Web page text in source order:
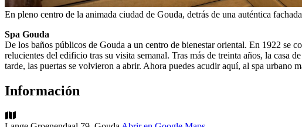
En pleno centro de la animada ciudad de Gouda, detrás de una auténtica
Spa Gouda
De los baños públicos de Gouda a un centro de bienestar oriental. En 1922 se
relucientes del edificio tras su visita semanal. Tras más de treinta años, la casa
tarde, las puertas se volvieron a abrir. Ahora puedes acudir aquí, al spa urbano
Información